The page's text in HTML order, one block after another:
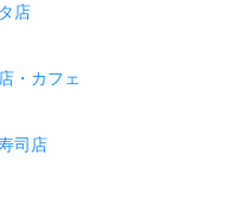
店
・カフェ
司店